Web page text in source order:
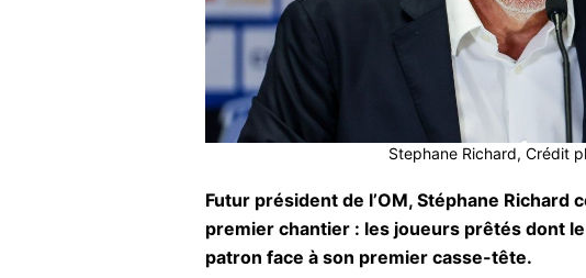
Stephane Richard, Crédit
Futur président de l’OM, Stéphane Richard
premier chantier : les joueurs prêtés dont
patron face à son premier casse-tête.